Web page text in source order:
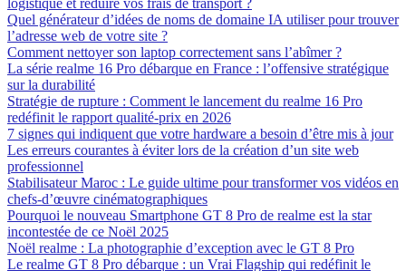
logistique et réduire vos frais de transport ?
Quel générateur d’idées de noms de domaine IA utiliser pour trouver
l’adresse web de votre site ?
Comment nettoyer son laptop correctement sans l’abîmer ?
La série realme 16 Pro débarque en France : l’offensive stratégique
sur la durabilité
Stratégie de rupture : Comment le lancement du realme 16 Pro
redéfinit le rapport qualité-prix en 2026
7 signes qui indiquent que votre hardware a besoin d’être mis à jour
Les erreurs courantes à éviter lors de la création d’un site web
professionnel
Stabilisateur Maroc : Le guide ultime pour transformer vos vidéos en
chefs-d’œuvre cinématographiques
Pourquoi le nouveau Smartphone GT 8 Pro de realme est la star
incontestée de ce Noël 2025
Noël realme : La photographie d’exception avec le GT 8 Pro
Le realme GT 8 Pro débarque : un Vrai Flagship qui redéfinit le